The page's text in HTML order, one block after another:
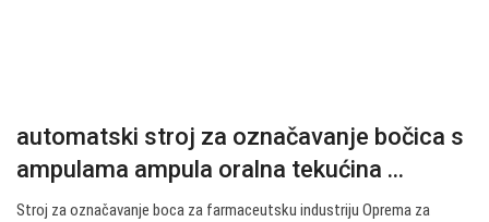
automatski stroj za označavanje bočica s
ampulama ampula oralna tekućina ...
Stroj za označavanje boca za farmaceutsku industriju Oprema za